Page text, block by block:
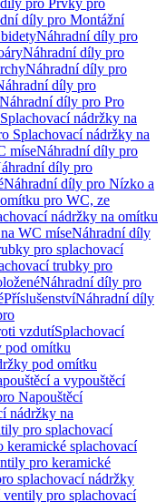
pro Prvky pro
díly pro Montážní
Náhradní díly pro
Náhradní díly pro
Náhradní díly pro
díly pro
Náhradní díly pro Pro
Splachovací nádržky na
Splachovací nádržky na
míseNáhradní díly pro
díly pro
Náhradní díly pro Nízko a
pro WC, ze
nádržky na omítku
WC míseNáhradní díly
pro splachovací
trubky pro
Náhradní díly pro
PříslušenstvíNáhradní díly
vzdutíSplachovací
pod omítku
pod omítku
a vypouštěcí
Napouštěcí
nádržky na
pro splachovací
keramické splachovací
pro keramické
splachovací nádržky
pro splachovací